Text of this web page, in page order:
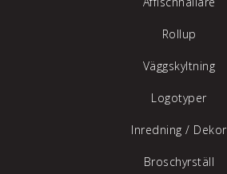
Rollup
Väggskyltning
Logotyper
Inredning / Dekor
Broschyrställ